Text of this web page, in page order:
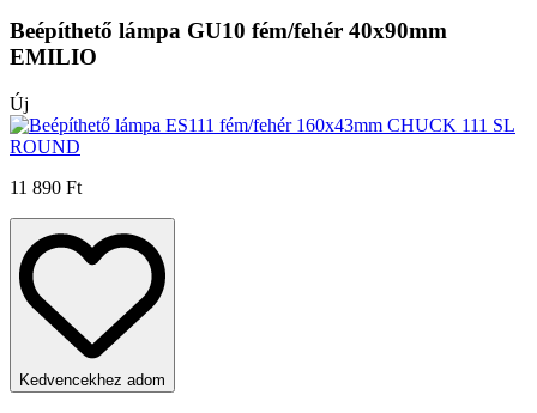
Beépíthető lámpa GU10 fém/fehér 40x90mm
EMILIO
Új
11 890 Ft
Kedvencekhez adom